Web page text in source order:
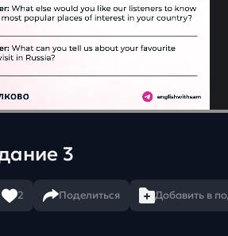
3
2 Поделиться Добавить в